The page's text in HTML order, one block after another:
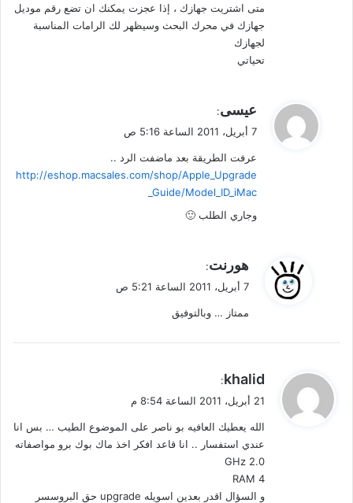
متى اشتريت جهازك ، إذا عجزت يمكنك ان تضع رقم موديل
جهازك في محرك البحث وسيظهر لك الرامات المناسبة
لجهازك
تحياتي
ي
ل
عيسى:
7 أبريل، 2011 الساعة 5:16 ص
عرفت الطريقة بعد ماضفت الرد ..
http://eshop.macsales.com/shop/Apple_Upgrade
_Guide/Model_ID_iMac
وجاري الطلب 🙂
ل
هورنت:
7 أبريل، 2011 الساعة 5:21 ص
ممتاز … وبالتوفيق
ي
ل
khalid
:
21 أبريل، 2011 الساعة 8:54 م
الله يعطيك العافيه بو ناصر على الموضوع الطيب … بس انا
عندي استفسار .. انا قاعد افكر اخذ ماك بوك برو مواصفاته
2.0 GHz
RAM 4
و السؤال اقدر بعدين اسويله upgrade حق البروسسر